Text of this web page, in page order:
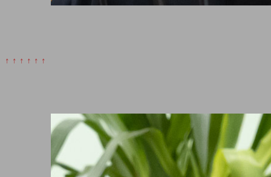
↑ ↑ ↑ ↑ ↑ ↑